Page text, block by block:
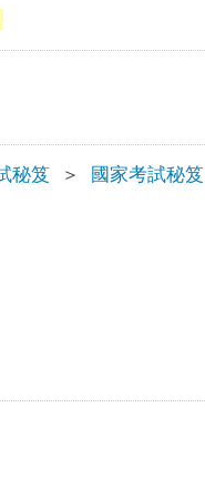
秘笈 ＞ 國家考試秘笈